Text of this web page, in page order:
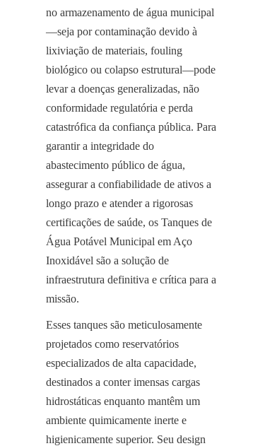
no armazenamento de água municipal
—seja por contaminação devido à
lixiviação de materiais, fouling
biológico ou colapso estrutural—pode
levar a doenças generalizadas, não
conformidade regulatória e perda
catastrófica da confiança pública. Para
garantir a integridade do
abastecimento público de água,
assegurar a confiabilidade de ativos a
longo prazo e atender a rigorosas
certificações de saúde, os Tanques de
Água Potável Municipal em Aço
Inoxidável são a solução de
infraestrutura definitiva e crítica para a
missão.
Esses tanques são meticulosamente
projetados como reservatórios
especializados de alta capacidade,
destinados a conter imensas cargas
hidrostáticas enquanto mantêm um
ambiente quimicamente inerte e
higienicamente superior. Seu design